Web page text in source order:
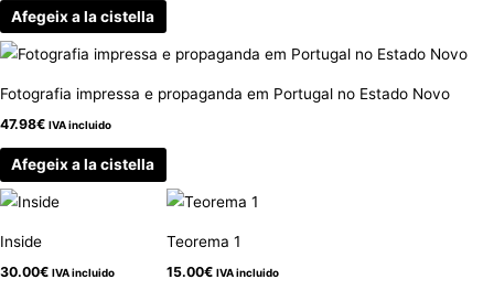
Afegeix a la cistella
Fotografia impressa e propaganda em Portugal no Estado Novo
47.98€ IVA incluido
Afegeix a la cistella
Inside
30.00€ IVA incluido
Teorema 1
15.00€ IVA incluido